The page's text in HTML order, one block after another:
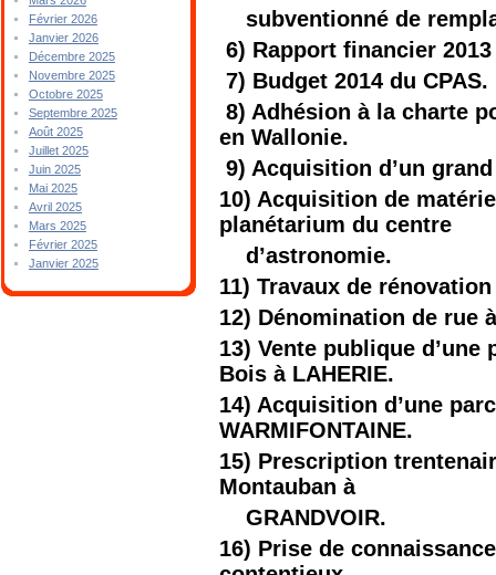
Février 2026
Janvier 2026
Décembre 2025
Novembre 2025
Octobre 2025
Septembre 2025
Août 2025
Juillet 2025
Juin 2025
Mai 2025
Avril 2025
Mars 2025
Février 2025
Janvier 2025
subventionné de
6) Rapport financier
7) Budget 2014 du CPAS.
8) Adhésion à la charte
en Wallonie.
9) Acquisition d’un
10) Acquisition de
planétarium du centre
d’astronomie.
11) Travaux de
12) Dénomination de rue
13) Vente publique
Bois à LAHERIE.
14) Acquisition d’une
WARMIFONTAINE.
15) Prescription
Montauban à
GRANDVOIR.
16) Prise de